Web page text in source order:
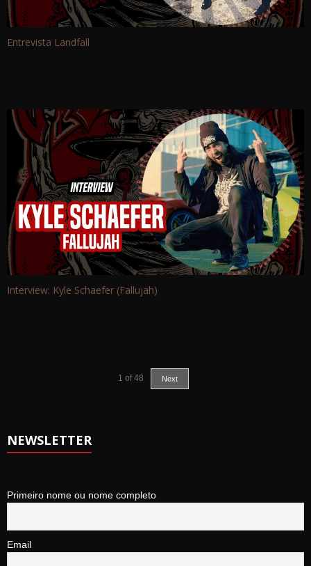
Entrevista Landfall
Interview: Kyle Schaefer (Fallujah)
1 of 48 Next
NEWSLETTER
Primeiro nome ou nome completo
Email